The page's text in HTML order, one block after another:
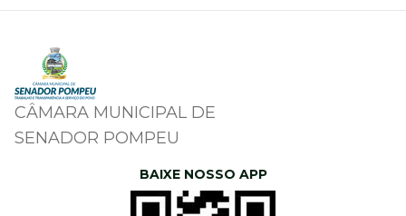
CÂMARA MUNICIPAL DE
SENADOR POMPEU
BAIXE NOSSO APP